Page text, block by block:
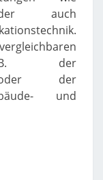
auch
z.B. der
oder der
und